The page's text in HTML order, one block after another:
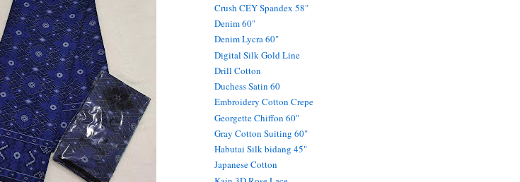
Crush CEY Spandex 58"
Denim 60"
Denim Lycra 60"
Digital Silk Gold Line
Drill Cotton
Duchess Satin 60
Embroidery Cotton Crepe
Georgette Chiffon 60"
Gray Cotton Suiting 60"
Habutai Silk bidang 45"
Japanese Cotton